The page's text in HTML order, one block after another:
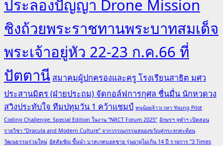
ประลองปัญญา Drone Mission
ชิงถ้วยพระราชทานพระบาทสมเด็จ
พระเจ้าอยู่หัว 22-23 ก.ค.66 ที่
ปัตตานี สมาคมผู้ปกครองและครู โรงเรียนสาธิต มศว
ประสานมิตร (ฝ่ายประถม) จัดกอล์ฟการกุศล ชื่นมื่น นักหวดวง
สวิงประทับใจ ทีมปทุมวัน 1 คว้าแชมป์ หนูน้อยจ้าวเวหา Young Pilot
Coding Challenge: Special Edition ในงาน “NRCT Forum 2025” อักษรฯ จุฬาฯ เปิดสอน
รายวิชา “Dracula and Modern Culture” จากวรรณกรรมสยองขวัญสู่กระจกสะท้อน
วัฒนธรรมร่วมใหม่ อัสสัมชัญ ขึ้นนำ บาสเกตบอลชาย รุ่นอายุไม่เกิน 14 ปี รายการ "3 Times